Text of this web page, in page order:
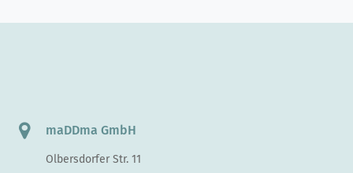
maDDma GmbH
Olbersdorfer Str. 11